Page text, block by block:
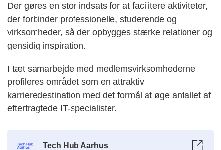
Der gøres en stor indsats for at facilitere aktiviteter,
der forbinder professionelle, studerende og
virksomheder, så der opbygges stærke relationer og
gensidig inspiration.
I tæt samarbejde med medlemsvirksomhederne
profileres området som en attraktiv
karrieredestination med det formål at øge antallet af
eftertragtede IT-specialister.
Tech Hub Aarhus